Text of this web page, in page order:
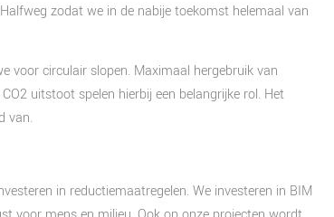
zodat we in de nabije toekomst helemaal van
voor circulair slopen. Maximaal hergebruik van
uitstoot spelen hierbij een belangrijke rol. Het
van.
in reductiemaatregelen. We investeren in BIM